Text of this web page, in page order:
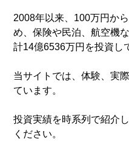
2008年以来、100万円か
め、保険や民泊、航空機
計14億6536万円を投資し
当サイトでは、体験、実
ています。
投資実績を時系列で紹介
ください。